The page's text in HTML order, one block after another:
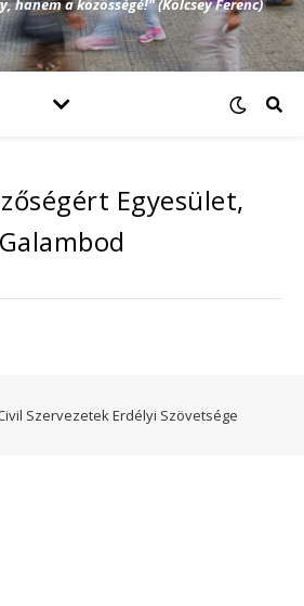
hanem a közösségé!" (Kölcsey Ferenc)
Egyesület,
Galambod
Szervezetek Erdélyi Szövetsége